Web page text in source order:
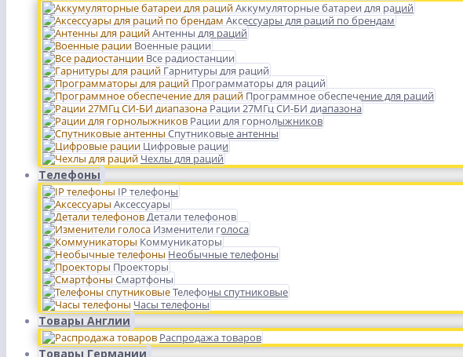
Аккумуляторные батареи для раций
Аксессуары для раций по брендам
Антенны для раций
Военные рации
Все радиостанции
Гарнитуры для раций
Программаторы для раций
Программное обеспечение для раций
Рации 27МГц СИ-БИ диапазона
Рации для горнолыжников
Спутниковые антенны
Цифровые рации
Чехлы для раций
Телефоны
IP телефоны
Аксессуары
Детали телефонов
Изменители голоса
Коммуникаторы
Необычные телефоны
Проекторы
Смартфоны
Телефоны спутниковые
Часы телефоны
Товары Англии
Распродажа товаров
Товары Германии